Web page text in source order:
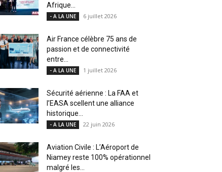
Afrique...
- A LA UNE 6 juillet 2026
Air France célèbre 75 ans de
passion et de connectivité
entre...
- A LA UNE 1 juillet 2026
Sécurité aérienne : La FAA et
l’EASA scellent une alliance
historique...
- A LA UNE 22 juin 2026
Aviation Civile : L’Aéroport de
Niamey reste 100% opérationnel
malgré les...